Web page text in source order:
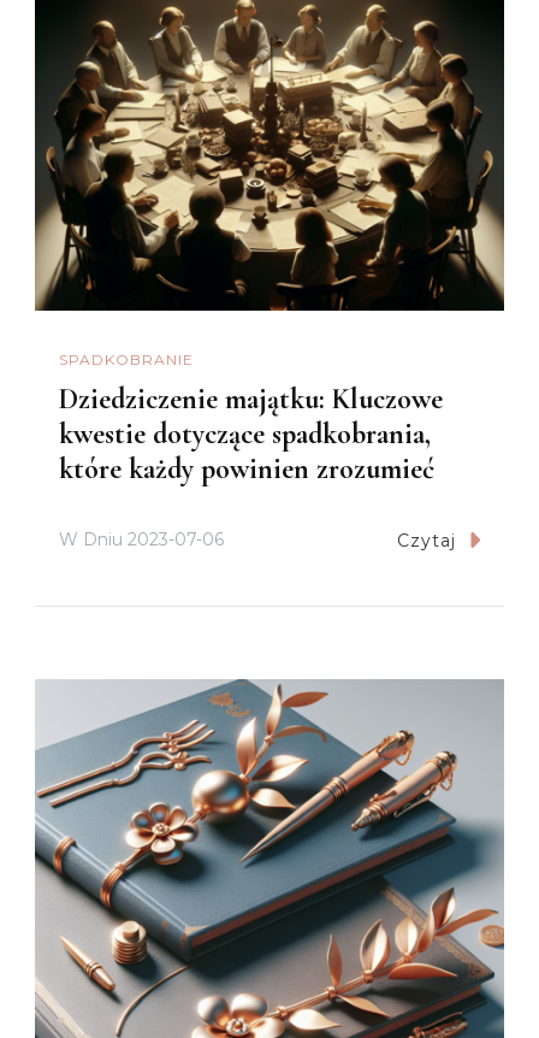
SPADKOBRANIE
Dziedziczenie majątku: Kluczowe
kwestie dotyczące spadkobrania,
które każdy powinien zrozumieć
W Dniu 2023-07-06 Czytaj